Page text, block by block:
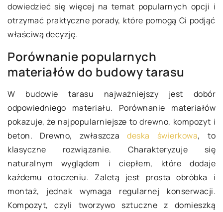
dowiedzieć się więcej na temat popularnych opcji i
otrzymać praktyczne porady, które pomogą Ci podjąć
właściwą decyzję.
Porównanie popularnych
materiałów do budowy tarasu
W budowie tarasu najważniejszy jest dobór
odpowiedniego materiału. Porównanie materiałów
pokazuje, że najpopularniejsze to drewno, kompozyt i
beton. Drewno, zwłaszczadeska świerkowa, to
klasyczne rozwiązanie. Charakteryzuje się
naturalnym wyglądem i ciepłem, które dodaje
każdemu otoczeniu. Zaletą jest prosta obróbka i
montaż, jednak wymaga regularnej konserwacji.
Kompozyt, czyli tworzywo sztuczne z domieszką